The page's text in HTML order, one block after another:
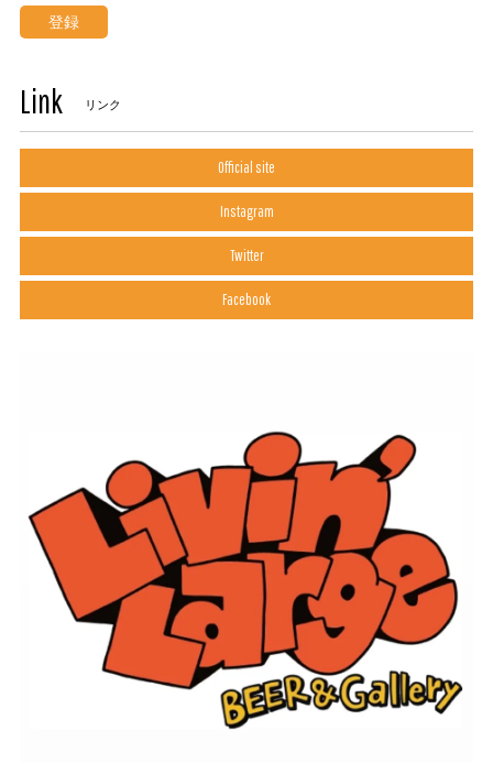
登録
Link リンク
Official site
Instagram
Twitter
Facebook